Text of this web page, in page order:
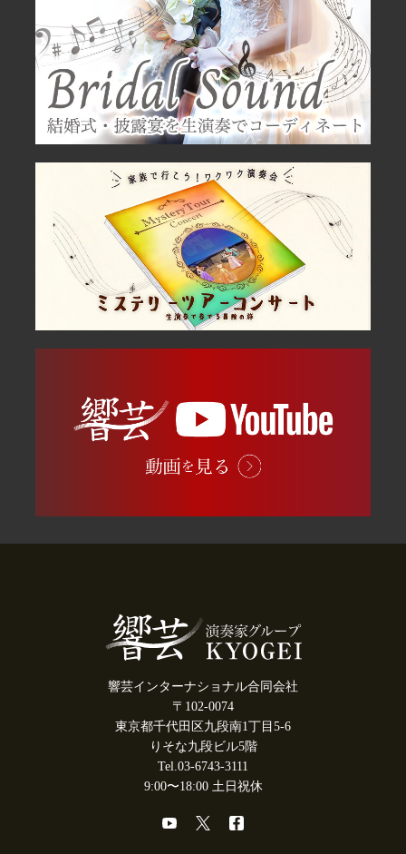
響芸インターナショナル合同会社
〒102-0074
東京都千代田区九段南1丁目5-6
りそな九段ビル5階
Tel.03-6743-3111
9:00〜18:00 土日祝休